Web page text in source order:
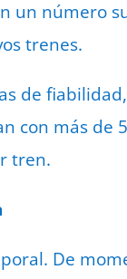
un número
trenes.
de
con más de
tren.
De